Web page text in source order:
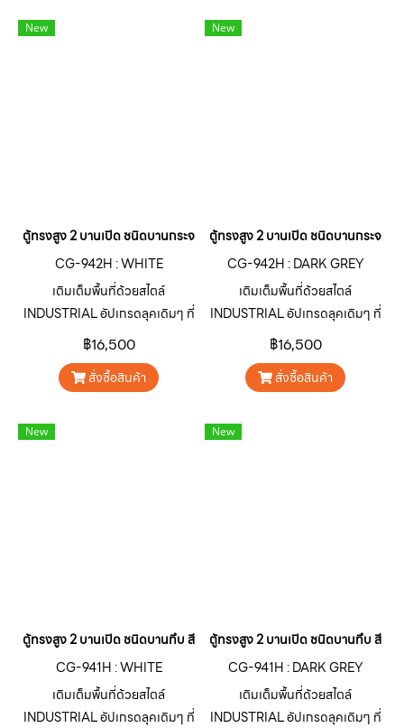
FURNITURE ออกแบบมาเพื่อ
FURNITURE ออกแบบมาเพื่อ
New
ตู้ทรงสูง 2 บานเปิด ชนิดบานกระจกบน สี : WHITE
CG-942H : WHITE
เติมเต็มพื้นที่ด้วยสไตล์
INDUSTRIAL อัปเกรดลุคเดิมๆ ที่
จำเจให้โดดเด่น ดิบ เท่ ไม่เหมือน
ใครด้วยตู้เหล็กอเนกประสงค์ ซีรีส์
CARGO “คาร์โก” สินค้ากลุ่มตู้
FURNITURE ออกแบบมาเพื่อ
฿16,500
สั่งซื้อสินค้า
New
ตู้ทรงสูง 2 บานเปิด ชนิดบานกระจกบ
CG-942H : DARK GREY
เติมเต็มพื้นที่ด้วยสไตล์
INDUSTRIAL อัปเกรดลุคเดิมๆ ที่
จำเจให้โดดเด่น ดิบ เท่ ไม่เหมือน
ใครด้วยตู้เหล็กอเนกประสงค์ ซีรีส์
CARGO “คาร์โก” สินค้ากลุ่มตู้
FURNITURE ออกแบบมาเพื่อ
฿16,500
สั่งซื้อสินค้า
New
ตู้ทรงสูง 2 บานเปิด ชนิดบานทึบ สี : WHITE
CG-941H : WHITE
เติมเต็มพื้นที่ด้วยสไตล์
INDUSTRIAL อัปเกรดลุคเดิมๆ ที่
New
ตู้ทรงสูง 2 บานเปิด ชนิดบานทึบ สี :
CG-941H : DARK GREY
เติมเต็มพื้นที่ด้วยสไตล์
INDUSTRIAL อัปเกรดลุคเดิมๆ ที่